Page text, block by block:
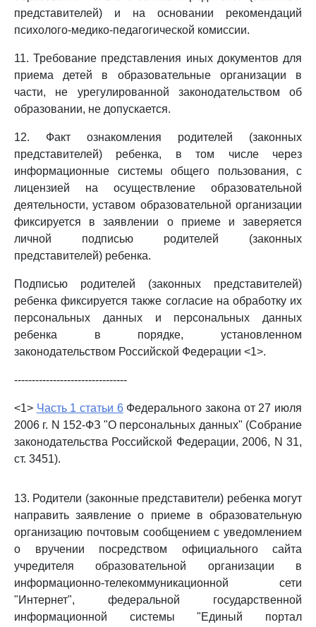
представителей) и на основании рекомендаций
психолого-медико-педагогической комиссии.
11. Требование представления иных документов для
приема детей в образовательные организации в
части, не урегулированной законодательством об
образовании, не допускается.
12. Факт ознакомления родителей (законных
представителей) ребенка, в том числе через
информационные системы общего пользования, с
лицензией на осуществление образовательной
деятельности, уставом образовательной организации
фиксируется в заявлении о приеме и заверяется
личной подписью родителей (законных
представителей) ребенка.
Подписью родителей (законных представителей)
ребенка фиксируется также согласие на обработку их
персональных данных и персональных данных
ребенка в порядке, установленном
законодательством Российской Федерации <1>.
--------------------------------
<1> Часть 1 статьи 6Федерального закона от 27 июля
2006 г. N 152-ФЗ "О персональных данных" (Собрание
законодательства Российской Федерации, 2006, N 31,
ст. 3451).
13. Родители (законные представители) ребенка могут
направить заявление о приеме в образовательную
организацию почтовым сообщением с уведомлением
о вручении посредством официального сайта
учредителя образовательной организации в
информационно-телекоммуникационной сети
"Интернет", федеральной государственной
информационной системы "Единый портал